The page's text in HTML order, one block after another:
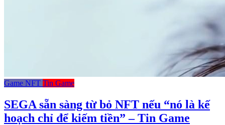
Game NFT Tin Game
SEGA sẵn sàng từ bỏ NFT nếu “nó là kế
hoạch chỉ để kiếm tiền” – Tin Game